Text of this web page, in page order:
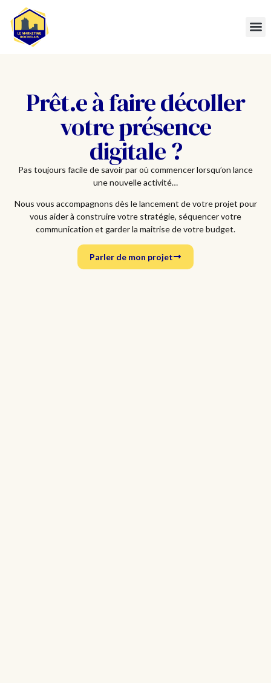
Prêt.e à faire décoller
votre présence
digitale ?
Pas toujours facile de savoir par où commencer lorsqu’on lance
une nouvelle activité…
Nous vous accompagnons dès le lancement de votre projet pour
vous aider à construire votre stratégie, séquencer votre
communication et garder la maitrise de votre budget.
Parler de mon projet